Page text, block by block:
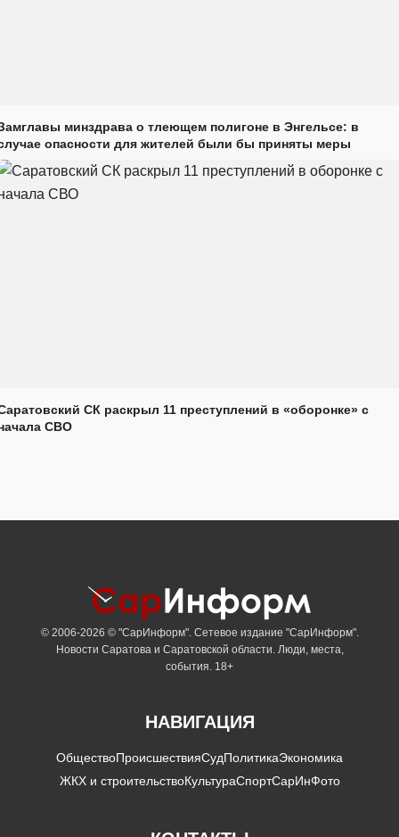
минздрава о тлеющем полигоне в Энгельсе: в
опасности для жителей были бы приняты меры
СК раскрыл 11 преступлений в «оборонке» с
СВО
© 2006-2026 © "СарИнформ". Сетевое издание "СарИнформ".
Новости Саратова и Саратовской области. Люди, места,
события. 18+
НАВИГАЦИЯ
ОбществоПроисшествияСудПолитикаЭкономика
ЖКХ и строительствоКультураСпортСарИнФото